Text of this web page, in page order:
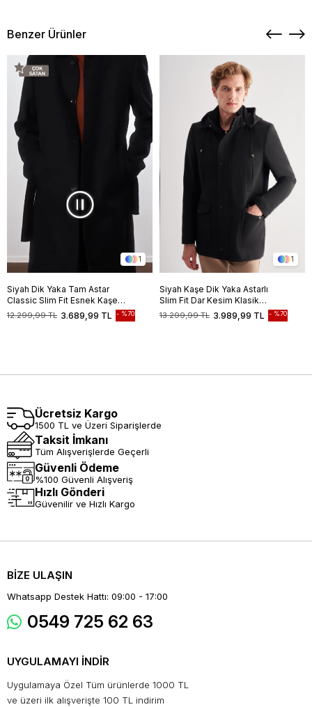
Benzer Ürünler
1
Siyah Dik Yaka Tam Astar
Classic Slim Fit Esnek Kaşe
Kaban 10082551503.689,99 TL
12.299,99 TL %70
1
Siyah Kaşe Dik Yaka Astarlı
Slim Fit Dar Kesim Klasik
Kaban
3.989,99 TL
13.299,99 TL %70
Ücretsiz Kargo
1500 TL ve Üzeri Siparişlerde
Taksit İmkanı
Tüm Alışverişlerde Geçerli
Güvenli Ödeme
%100 Güvenli Alışveriş
Hızlı Gönderi
Güvenilir ve Hızlı Kargo
BİZE ULAŞIN
Whatsapp Destek Hattı: 09:00 - 17:00
0549 725 62 63
UYGULAMAYI İNDİR
Uygulamaya Özel Tüm ürünlerde 1000 TL
ve üzeri ilk alışverişte 100 TL indirim